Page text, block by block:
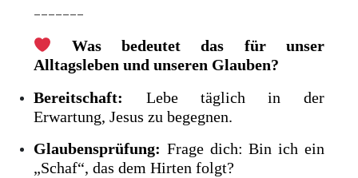
Was bedeutet das für unser
Alltagsleben und unseren Glauben?
Bereitschaft: Lebe täglich in der
Erwartung, Jesus zu begegnen.
Glaubensprüfung: Frage dich: Bin ich ein
„Schaf“, das dem Hirten folgt?